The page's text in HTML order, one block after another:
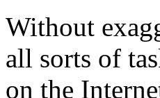
Without
all sorts of
on the